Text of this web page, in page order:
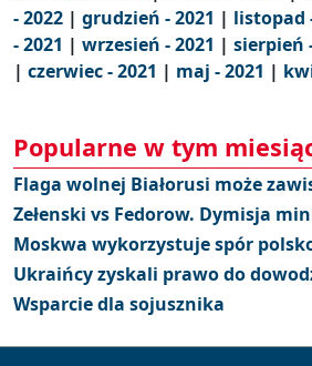
- 2022 | grudzień - 2021 | listopad
- 2021 | wrzesień - 2021 | sierpień
| czerwiec - 2021 | maj - 2021 |
Popularne w tym
Flaga wolnej Białorusi może
Zełenski vs Fedorow. Dymisja
Moskwa wykorzystuje spór
Ukraińcy zyskali prawo do
Wsparcie dla sojusznika